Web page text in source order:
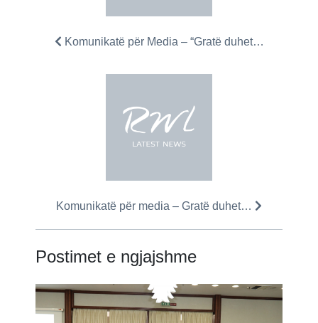
Komunikatë për Media – “Gratë duhet…
Komunikatë për media – Gratë duhet…
Postimet e ngjajshme